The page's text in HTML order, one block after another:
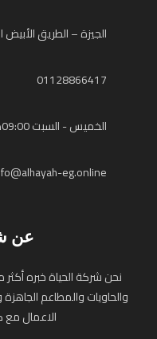
الجيزة – الطريق الأبيض
01128866417⁩
الخميس - السبت 09:00ص - 06:00م
eg.online
عن
والحاويات والمطاعم الجاهزة
الاعمال مع